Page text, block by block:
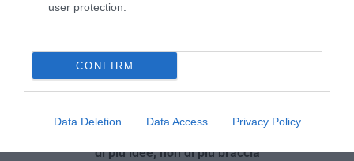
user protection.
CONFIRM
Data Deletion Data Access Privacy Policy
di più idee, non di più braccia